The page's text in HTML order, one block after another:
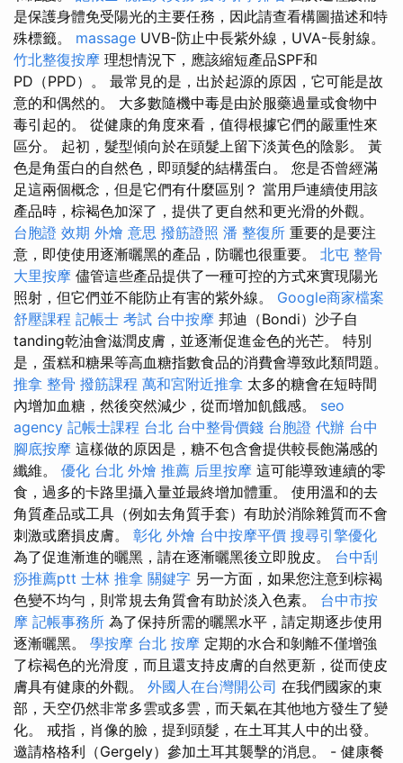
是保護身體免受陽光的主要任務，因此請查看構圖描述和特
殊標籤。 massage UVB-防止中長紫外線，UVA-長射線。
竹北整復按摩 理想情況下，應該縮短產品SPF和
PD（PPD）。 最常見的是，出於起源的原因，它可能是故
意的和偶然的。 大多數隨機中毒是由於服藥過量或食物中
毒引起的。 從健康的角度來看，值得根據它們的嚴重性來
區分。 起初，髮型傾向於在頭髮上留下淡黃色的陰影。 黃
色是角蛋白的自然色，即頭髮的結構蛋白。 您是否曾經滿
足這兩個概念，但是它們有什麼區別？ 當用戶連續使用該
產品時，棕褐色加深了，提供了更自然和更光滑的外觀。
台胞證 效期 外燴 意思 撥筋證照 潘 整復所 重要的是要注
意，即使使用逐漸曬黑的產品，防曬也很重要。 北屯 整骨
大里按摩 儘管這些產品提供了一種可控的方式來實現陽光
照射，但它們並不能防止有害的紫外線。 Google商家檔案
舒壓課程 記帳士 考試 台中按摩 邦迪（Bondi）沙子自
tanding乾油會滋潤皮膚，並逐漸促進金色的光芒。 特別
是，蛋糕和糖果等高血糖指數食品的消費會導致此類問題。
推拿 整骨 撥筋課程 萬和宮附近推拿 太多的糖會在短時間
內增加血糖，然後突然減少，從而增加飢餓感。 seo
agency 記帳士課程 台北 台中整骨價錢 台胞證 代辦 台中
腳底按摩 這樣做的原因是，糖不包含會提供較長飽滿感的
纖維。 優化 台北 外燴 推薦 后里按摩 這可能導致連續的零
食，過多的卡路里攝入量並最終增加體重。 使用溫和的去
角質產品或工具（例如去角質手套）有助於消除雜質而不會
刺激或磨損皮膚。 彰化 外燴 台中按摩平價 搜尋引擎優化
為了促進漸進的曬黑，請在逐漸曬黑後立即脫皮。 台中刮
痧推薦ptt 士林 推拿 關鍵字 另一方面，如果您注意到棕褐
色變不均勻，則常規去角質會有助於淡入色素。 台中市按
摩 記帳事務所 為了保持所需的曬黑水平，請定期逐步使用
逐漸曬黑。 學按摩 台北 按摩 定期的水合和剝離不僅增強
了棕褐色的光滑度，而且還支持皮膚的自然更新，從而使皮
膚具有健康的外觀。 外國人在台灣開公司 在我們國家的東
部，天空仍然非常多雲或多雲，而天氣在其他地方發生了變
化。 戒指，肖像的臉，提到頭髮，在土耳其人中的出發。
邀請格格利（Gergely）參加土耳其襲擊的消息。 - 健康餐